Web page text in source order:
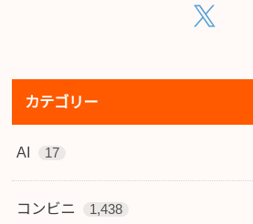
カテゴリー
AI 17
コンビニ 1,438